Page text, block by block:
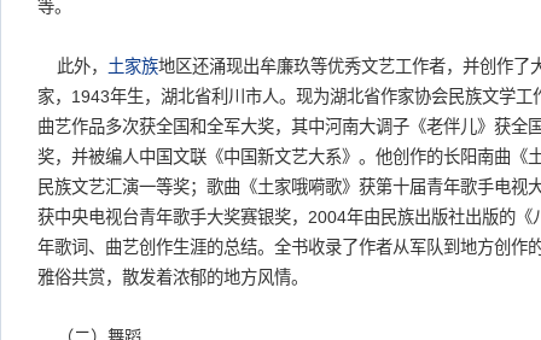
等。
此外， 土家族地区还涌现出牟廉玖等优秀文艺工作者，并创作了
家，1943年生，湖北省利川市人。现为湖北省作家协会民族文学
曲艺作品多次获全国和全军大奖，其中河南大调子《老伴儿》获全
奖，并被编人中国文联《中国新文艺大系》。他创作的长阳南曲《
民族文艺汇演一等奖；歌曲《土家哦嗬歌》获第十届青年歌手电视
获中央电视台青年歌手大奖赛银奖，2004年由民族出版社出版的
年歌词、曲艺创作生涯的总结。全书收录了作者从军队到地方创作
雅俗共赏，散发着浓郁的地方风情。